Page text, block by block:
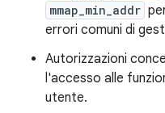
mmap_min_addr
errori comuni di
Autorizzazioni
l'accesso alle
utente.